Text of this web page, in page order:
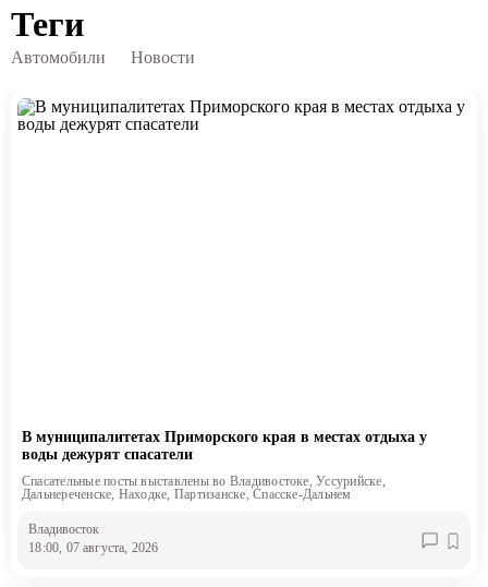
Теги
Автомобили Новости
В муниципалитетах Приморского края в местах отдыха у
воды дежурят спасатели
Спасательные посты выставлены во Владивостоке, Уссурийске,
Дальнереченске, Находке, Партизанске, Спасске-Дальнем
Владивосток
18:00, 07 августа, 2026